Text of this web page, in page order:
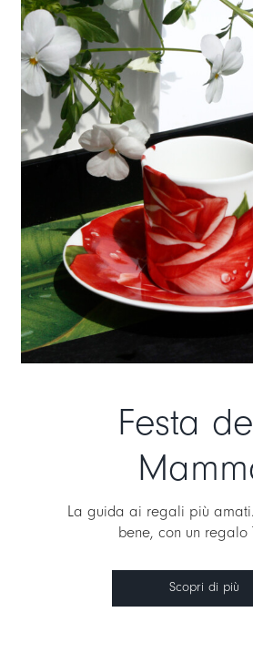
Festa
La guida ai regali più
bene, con un regalo
Scopri di più